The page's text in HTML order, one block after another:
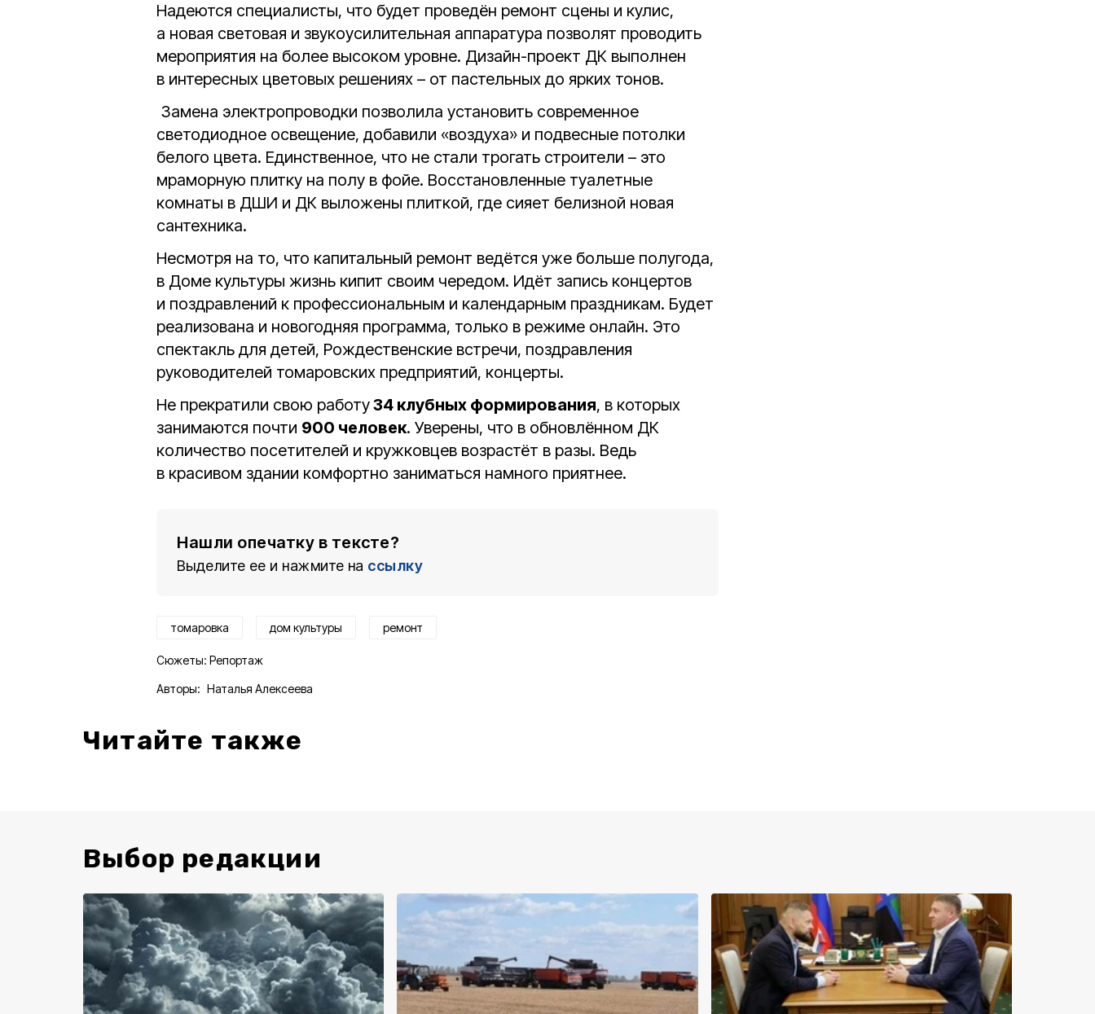
Надеются специалисты, что будет проведён ремонт сцены и кулис,
а новая световая и звукоусилительная аппаратура позволят проводить
мероприятия на более высоком уровне. Дизайн-проект ДК выполнен
в интересных цветовых решениях – от пастельных до ярких тонов.
Замена электропроводки позволила установить современное
светодиодное освещение, добавили «воздуха» и подвесные потолки
белого цвета. Единственное, что не стали трогать строители – это
мраморную плитку на полу в фойе. Восстановленные туалетные
комнаты в ДШИ и ДК выложены плиткой, где сияет белизной новая
сантехника.
Несмотря на то, что капитальный ремонт ведётся уже больше полугода,
в Доме культуры жизнь кипит своим чередом. Идёт запись концертов
и поздравлений к профессиональным и календарным праздникам. Будет
реализована и новогодняя программа, только в режиме онлайн. Это
спектакль для детей, Рождественские встречи, поздравления
руководителей томаровских предприятий, концерты.
Не прекратили свою работу34 клубных формирования, в которых
занимаются почти 900 человек. Уверены, что в обновлённом ДК
количество посетителей и кружковцев возрастёт в разы. Ведь
в красивом здании комфортно заниматься намного приятнее.
Нашли опечатку в тексте?
Выделите ее и нажмите на ссылку
томаровка дом культуры ремонт
Сюжеты: Репортаж
Авторы: Наталья Алексеева
Читайте также
Выбор редакции